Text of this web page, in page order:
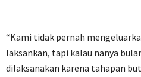
“Kami tidak pernah
laksankan, tapi kalau nanya
dilaksanakan karena tahapan